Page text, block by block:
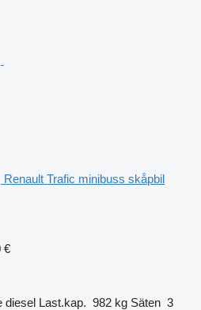
Renault Trafic minibuss skåpbil
€
diesel Last.kap. 982 kg Säten 3